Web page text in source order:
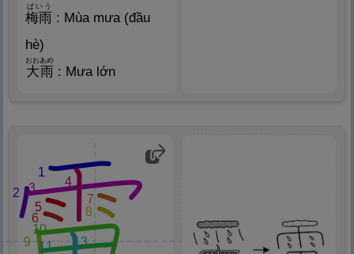
梅雨
ばいう
: Mùa mưa (đầu
hè)
大雨
おおあめ
: Mưa lớn
1
2 3
4
5
6
7
8
9
10
11 13